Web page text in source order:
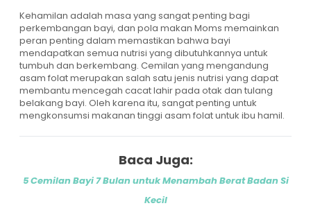
Kehamilan adalah masa yang sangat penting bagi
perkembangan bayi, dan pola makan Moms memainkan
peran penting dalam memastikan bahwa bayi
mendapatkan semua nutrisi yang dibutuhkannya untuk
tumbuh dan berkembang. Cemilan yang mengandung
asam folat merupakan salah satu jenis nutrisi yang dapat
membantu mencegah cacat lahir pada otak dan tulang
belakang bayi. Oleh karena itu, sangat penting untuk
mengkonsumsi makanan tinggi asam folat untuk ibu hamil.
Baca Juga:
5 Cemilan Bayi 7 Bulan untuk Menambah Berat Badan Si
Kecil